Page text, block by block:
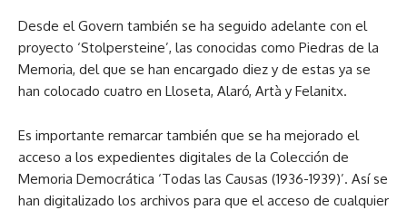
Desde el Govern también se ha seguido adelante con el
proyecto ‘Stolpersteine’, las conocidas como Piedras de la
Memoria, del que se han encargado diez y de estas ya se
han colocado cuatro en Lloseta, Alaró, Artà y Felanitx.
Es importante remarcar también que se ha mejorado el
acceso a los expedientes digitales de la Colección de
Memoria Democrática ‘Todas las Causas (1936-1939)’. Así se
han digitalizado los archivos para que el acceso de cualquier